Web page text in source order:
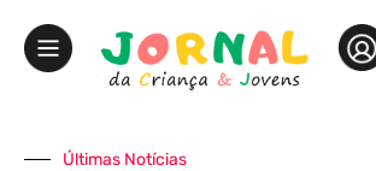
Últimas Notícias